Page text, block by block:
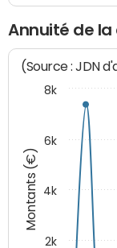
Annuité de
Montants (€)
(Source : JDN
2k
4k
6k
8k